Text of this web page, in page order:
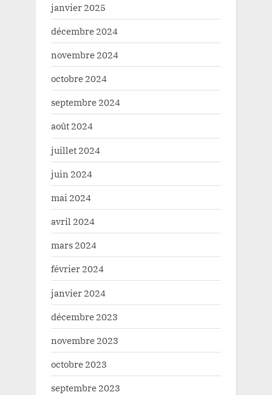
janvier 2025
décembre 2024
novembre 2024
octobre 2024
septembre 2024
août 2024
juillet 2024
juin 2024
mai 2024
avril 2024
mars 2024
février 2024
janvier 2024
décembre 2023
novembre 2023
octobre 2023
septembre 2023